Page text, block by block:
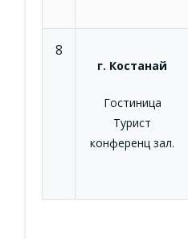
8
г. Костанай
Гостиница
Турист
конференц зал.